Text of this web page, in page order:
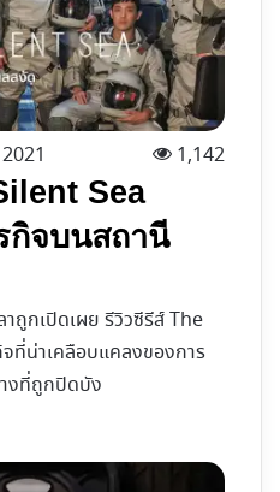
1,142
Sea
กิจบนสถานี
าถูกเปิดเผย รีวิวซีรีส์ The
ที่น่าเคลือบแคลงของการ
งที่ถูกปิดบัง